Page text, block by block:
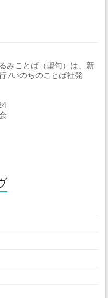
みことば（聖句）は、新
/いのちのことば社発